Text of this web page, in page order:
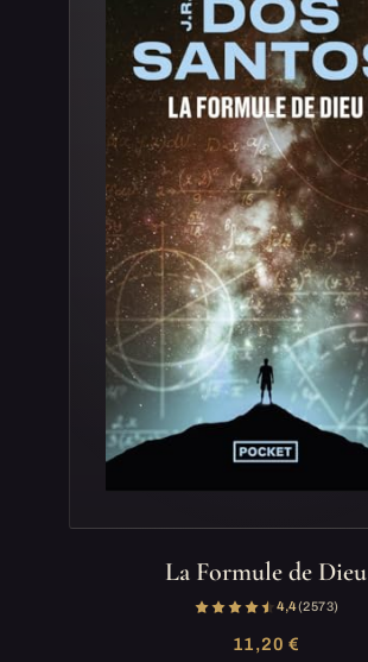
La Formule de Dieu
4,4(2 573)
11,20 €